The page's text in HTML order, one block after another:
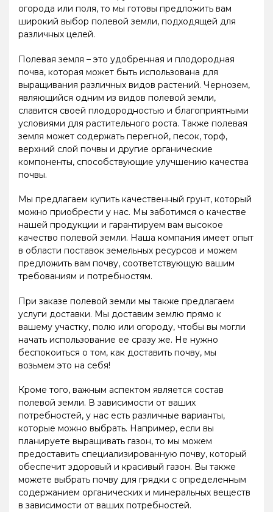
огорода или поля, то мы готовы предложить вам
широкий выбор полевой земли, подходящей для
различных целей.
Полевая земля – это удобренная и плодородная
почва, которая может быть использована для
выращивания различных видов растений. Чернозем,
являющийся одним из видов полевой земли,
славится своей плодородностью и благоприятными
условиями для растительного роста. Также полевая
земля может содержать перегной, песок, торф,
верхний слой почвы и другие органические
компоненты, способствующие улучшению качества
почвы.
Мы предлагаем купить качественный грунт, который
можно приобрести у нас. Мы заботимся о качестве
нашей продукции и гарантируем вам высокое
качество полевой земли. Наша компания имеет опыт
в области поставок земельных ресурсов и можем
предложить вам почву, соответствующую вашим
требованиям и потребностям.
При заказе полевой земли мы также предлагаем
услуги доставки. Мы доставим землю прямо к
вашему участку, полю или огороду, чтобы вы могли
начать использование ее сразу же. Не нужно
беспокоиться о том, как доставить почву, мы
возьмем это на себя!
Кроме того, важным аспектом является состав
полевой земли. В зависимости от ваших
потребностей, у нас есть различные варианты,
которые можно выбрать. Например, если вы
планируете выращивать газон, то мы можем
предоставить специализированную почву, который
обеспечит здоровый и красивый газон. Вы также
можете выбрать почву для грядки с определенным
содержанием органических и минеральных веществ
в зависимости от ваших потребностей.